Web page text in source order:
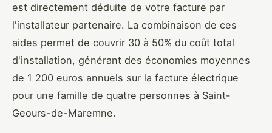
est directement déduite de votre facture par
l'installateur partenaire. La combinaison de ces
aides permet de couvrir 30 à 50% du coût total
d'installation, générant des économies moyennes
de 1 200 euros annuels sur la facture électrique
pour une famille de quatre personnes à Saint-
Geours-de-Maremne.